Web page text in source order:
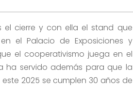
el cierre y con ella el stand que
el Palacio de Exposiciones y
el cooperativismo juega en el
ha servido además para que la
2025 se cumplen 30 años de